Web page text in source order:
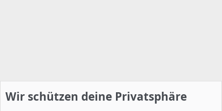
Wir schützen deine Privatsphäre